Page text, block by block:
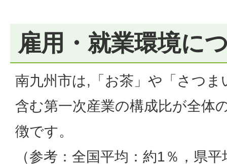
雇用・就業環境に
南九州市は,「お茶」や「さつま
含む第一次産業の構成比が全体
徴です。
（参考：全国平均：約1％，県